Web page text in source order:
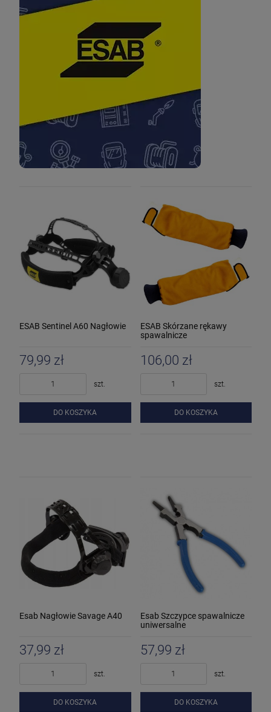
ESAB Sentinel A60 Nagłowie
79,99 zł
szt.
DO KOSZYKA
ESAB Skórzane rękawy
spawalnicze
106,00 zł
szt.
DO KOSZYKA
Esab Nagłowie Savage A40
37,99 zł
szt.
DO KOSZYKA
Esab Szczypce spawalnicze
uniwersalne
57,99 zł
szt.
DO KOSZYKA